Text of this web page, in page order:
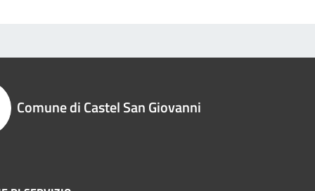
Comune di Castel San Giovanni